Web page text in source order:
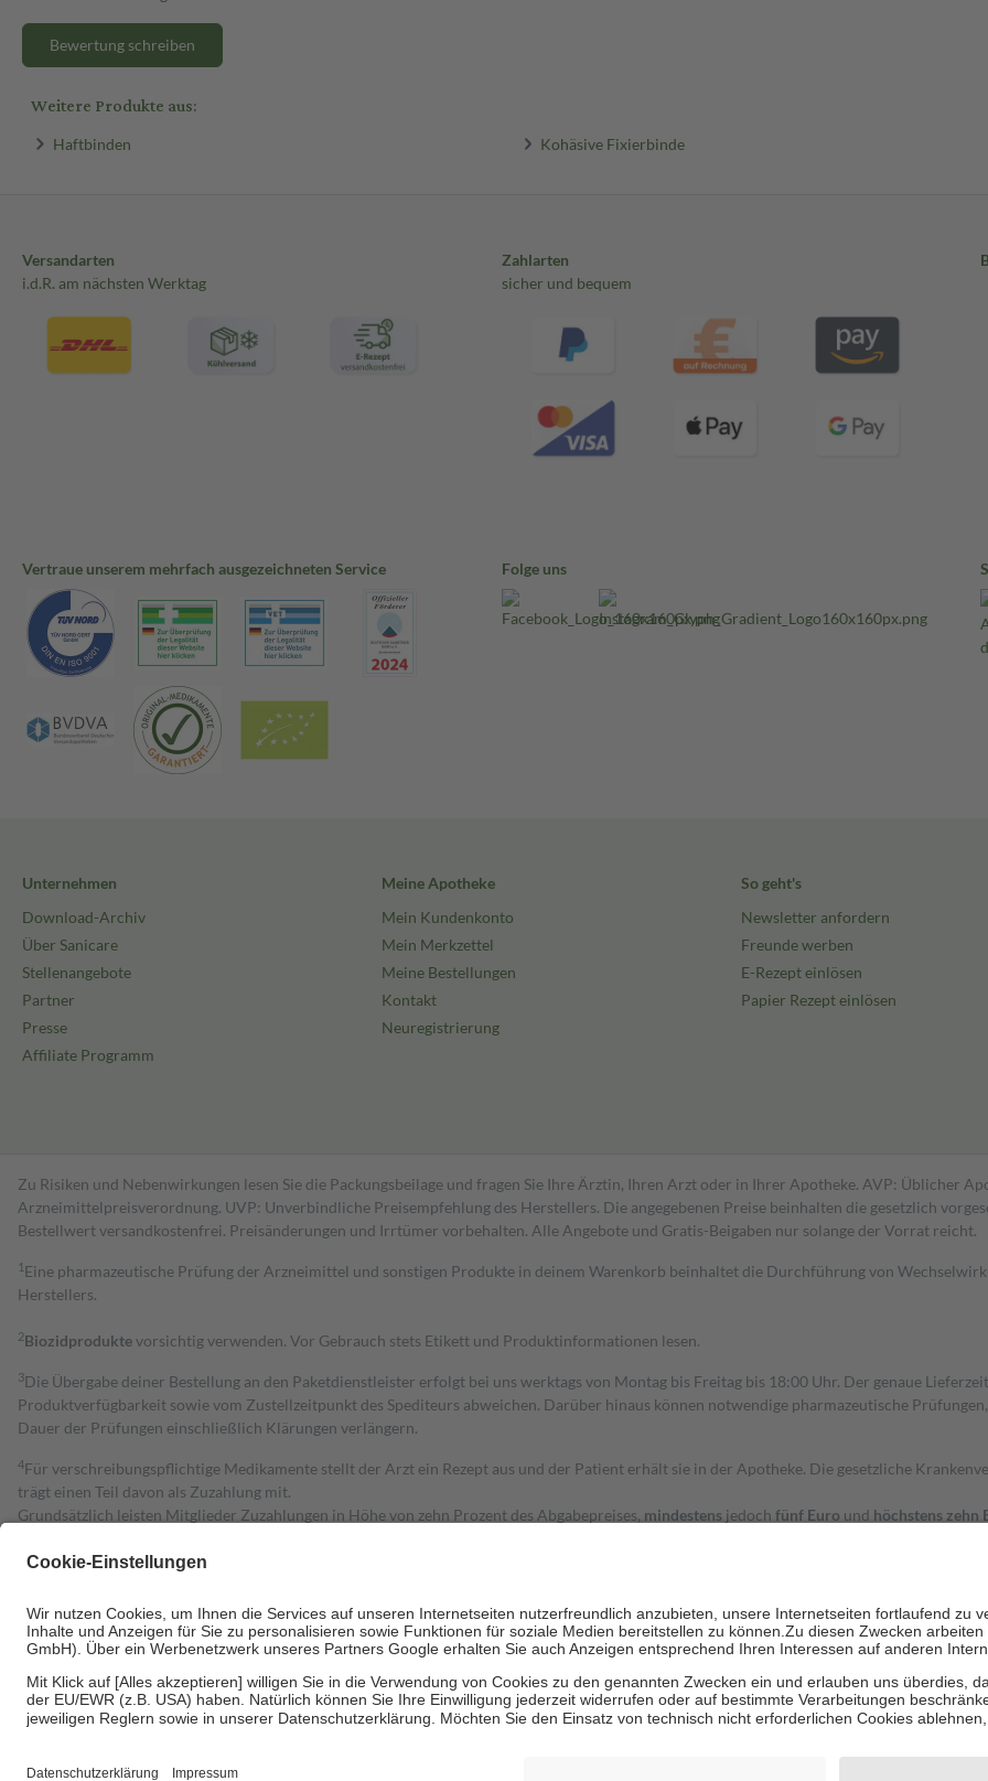
Bewertung schreiben
Weitere Produkte aus:
Haftbinden Kohäsive Fixierbinde
Versandarten
i.d.R. am nächsten Werktag
Zahlarten
sicher und bequem
Vertraue unserem mehrfach ausgezeichneten Service Folge uns
Unternehmen
Download-Archiv
Über Sanicare
Stellenangebote
Partner
Presse
Affiliate Programm
Meine Apotheke
Mein Kundenkonto
Mein Merkzettel
Meine Bestellungen
Kontakt
Neuregistrierung
So geht's
Newsletter anfordern
Freunde werben
E-Rezept einlösen
Papier Rezept einlösen
Zu Risiken und Nebenwirkungen lesen Sie die Packungsbeilage und fragen Sie Ihre Ärztin, Ihren Arzt oder in Ihrer Apotheke. AVP: Üblicher
Arzneimittelpreisverordnung. UVP: Unverbindliche Preisempfehlung des Herstellers. Die angegebenen Preise beinhalten die gesetzlich
Bestell­wert versand­kosten­frei. Preisänderungen und Irrtümer vorbehalten. Alle Angebote und Gratis-Beigaben nur solange der Vorrat reicht.
1 Eine pharmazeutische Prüfung der Arzneimittel und sonstigen Produkte in deinem Warenkorb beinhaltet die Durchführung von
Herstellers.
2Biozidproduktevorsichtig verwenden. Vor Gebrauch stets Etikett und Produktinformationen lesen.
3Die Übergabe deiner Bestellung an den Paketdienstleister erfolgt bei uns werktags von Montag bis Freitag bis 18:00 Uhr. Der genaue
Produktverfügbarkeit sowie vom Zustellzeitpunkt des Spediteurs abweichen. Darüber hinaus können notwendige pharmazeutische
Dauer der Prüfungen einschließlich Klärungen verlängern.
4Für verschreibungspflichtige Medikamente stellt der Arzt ein Rezept aus und der Patient erhält sie in der Apotheke. Die gesetzliche
trägt einen Teil davon als Zuzahlung mit.
Grundsätzlich leisten Mitglieder Zuzahlungen in Höhe von zehn Prozent des Abgabepreises, mindestens jedoch fünf Euro und höchstens zehn
Diese Regeln gelten grundsätzlich auch für Online-Apotheken.
Um das Engagement der Versicherten für ihre eigene Gesundheit zu stärken und die besondere Stellung der Familie zu unterstützen, fallen
• Kindern und Jugendlichen bis zum vollendeten 18. Lebensjahr mit Ausnahme der Fahrkosten
• Untersuchungen zur Vorsorge und Früherkennung, die von der GKV getragen werden
• empfohlenen Schutzimpfungen
• Harn- und Blutteststreifen
Informationen findest du hier: https://help.etrusted.com/hc/de/articles/4419944605341